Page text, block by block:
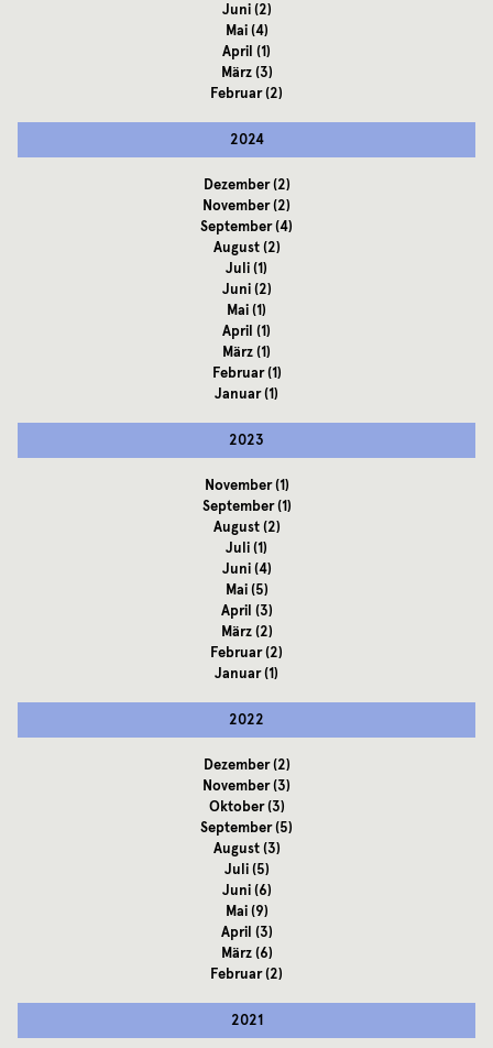
Juni(2)
Mai(4)
April (1)
März(3)
Februar(2)
2024
Dezember(2)
November(2)
September(4)
August(2)
Juli(1)
Juni(2)
Mai(1)
April (1)
März(1)
Februar(1)
Januar(1)
2023
November(1)
September(1)
August(2)
Juli(1)
Juni(4)
Mai(5)
April (3)
März(2)
Februar(2)
Januar(1)
2022
Dezember(2)
November(3)
Oktober(3)
September(5)
August(3)
Juli(5)
Juni(6)
Mai(9)
April (3)
März(6)
Februar(2)
2021